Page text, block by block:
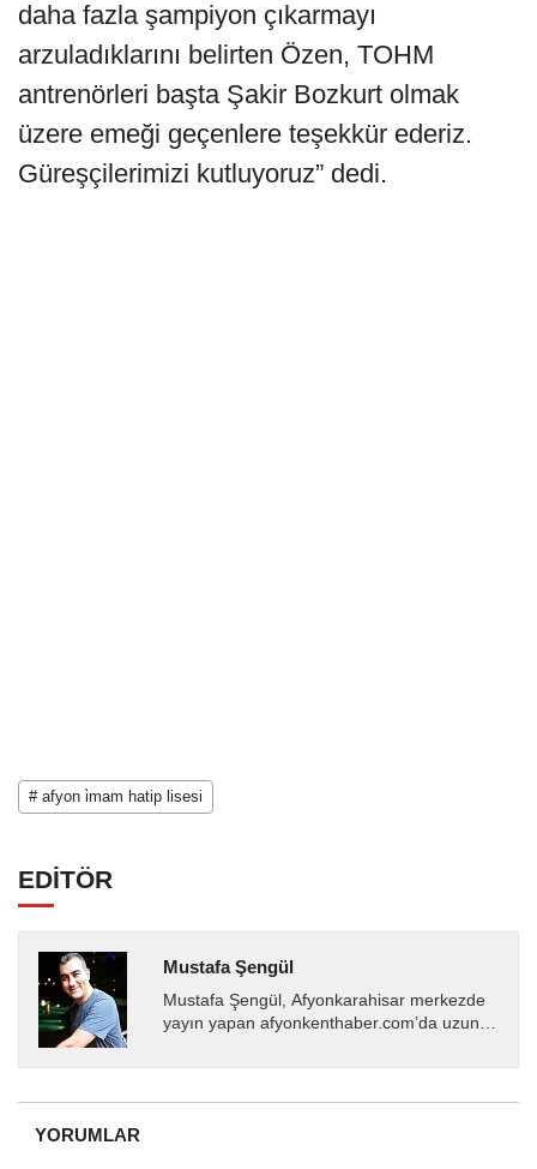
daha fazla şampiyon çıkarmayı
arzuladıklarını belirten Özen, TOHM
antrenörleri başta Şakir Bozkurt olmak
üzere emeği geçenlere teşekkür ederiz.
Güreşçilerimizi kutluyoruz” dedi.
# afyon i̇mam hatip lisesi
EDİTÖR
Mustafa Şengül
Mustafa Şengül, Afyonkarahisar merkezde
yayın yapan afyonkenthaber.com’da uzun
almakta, haber akışı...
YORUMLAR